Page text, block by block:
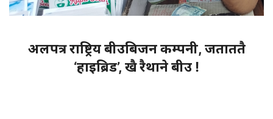
अलपत्र राष्ट्रिय बीउबिजन कम्पनी, जताततै
‘हाइब्रिड’, खै रैथाने बीउ !